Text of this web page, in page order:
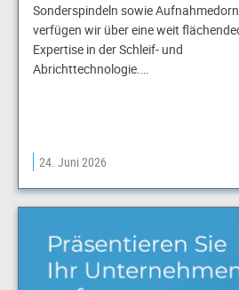
Sonderspindeln sowie
verfügen wir über eine weit
Expertise in der Schleif- und
Abrichttechnologie.…
24. Juni 2026